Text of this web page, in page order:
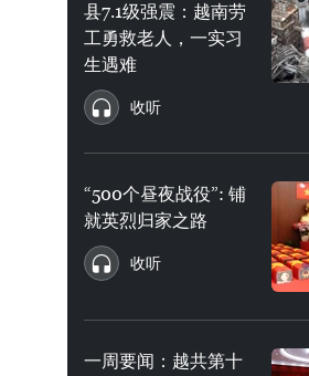
县7.1级强震：越南劳
工勇救老人，一实习
生遇难
收听
“500个昼夜战役”: 铺
就英烈归家之路
收听
一周要闻：越共第十